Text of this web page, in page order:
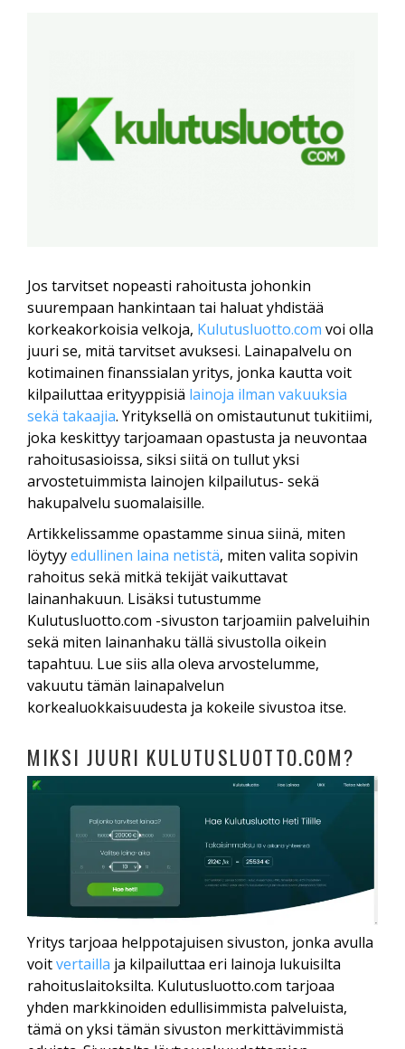
Jos tarvitset nopeasti rahoitusta johonkin
suurempaan hankintaan tai haluat yhdistää
korkeakorkoisia velkoja, Kulutusluotto.com voi olla
juuri se, mitä tarvitset avuksesi. Lainapalvelu on
kotimainen finanssialan yritys, jonka kautta voit
kilpailuttaa erityyppisiä lainoja ilman vakuuksia
sekä takaajia. Yrityksellä on omistautunut tukitiimi,
joka keskittyy tarjoamaan opastusta ja neuvontaa
rahoitusasioissa, siksi siitä on tullut yksi
arvostetuimmista lainojen kilpailutus- sekä
hakupalvelu suomalaisille.
Artikkelissamme opastamme sinua siinä, miten
löytyyedullinen laina netistä, miten valita sopivin
rahoitus sekä mitkä tekijät vaikuttavat
lainanhakuun. Lisäksi tutustumme
Kulutusluotto.com -sivuston tarjoamiin palveluihin
sekä miten lainanhaku tällä sivustolla oikein
tapahtuu. Lue siis alla oleva arvostelumme,
vakuutu tämän lainapalvelun
korkealuokkaisuudesta ja kokeile sivustoa itse.
MIKSI JUURI KULUTUSLUOTTO.COM?
Yritys tarjoaa helppotajuisen sivuston, jonka avulla
voitvertailla ja kilpailuttaa eri lainoja lukuisilta
rahoituslaitoksilta. Kulutusluotto.com tarjoaa
yhden markkinoiden edullisimmista palveluista,
tämä on yksi tämän sivuston merkittävimmistä